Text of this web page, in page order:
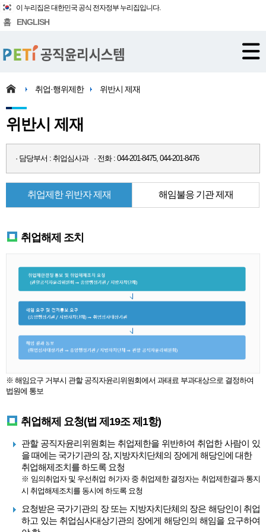
이 누리집은 대한민국 공식 전자정부 누리집입니다.
홈 ENGLISH
취업·행위제한 위반시 제재
위반시 제재
· 담당부서 : 취업심사과 · 전화 : 044-201-8475, 044-201-8476
취업제한 위반자 제재 해임불응 기관 제재
취업해제 조치
※ 해임요구 거부시 관할 공직자윤리위원회에서 과태료 부과대상으로 결정하여
법원에 통보
취업해제 요청(법 제19조 제1항)
관할 공직자윤리위원회는 취업제한을 위반하여 취업한 사람이 있
을 때에는 국가기관의 장, 지방자치단체의 장에게 해당인에 대한
취업해제조치를 하도록 요청
※ 임의취업자 및 우선취업 허가자 중 취업제한 결정자는 취업제한결과 통지
시 취업해제조치를 동시에 하도록 요청
요청받은 국가기관의 장 또는 지방자치단체의 장은 해당인이 취업
하고 있는 취업심사대상기관의 장에게 해당인의 해임을 요구하여